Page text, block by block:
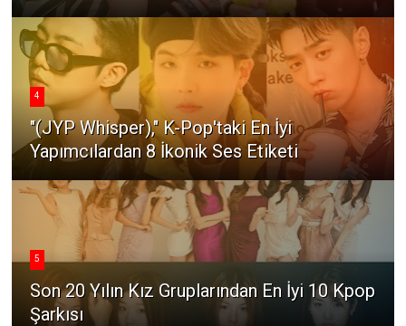
4
"(JYP Whisper)," K-Pop'taki En İyi
Yapımcılardan 8 İkonik Ses Etiketi
5
Son 20 Yılın Kız Gruplarından En İyi 10 Kpop
Şarkısı